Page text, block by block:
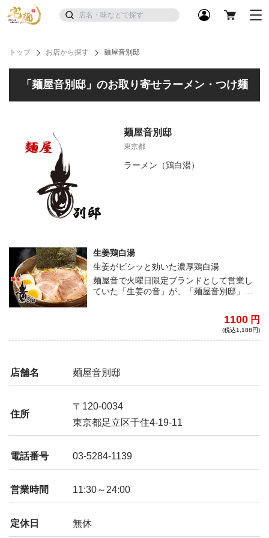
トップ お店から探す 麺屋音別邸
「麺屋音別邸」のお取り寄せラーメン・つけ麺
麺屋音別邸
東京都
ラーメン（鶏白湯）
生姜鶏白湯
生姜がビシッと効いた濃厚鶏白湯
麺屋音で火曜日限定ブランドとして営業し
ていた「生姜の音」が、「麺屋音別邸」と
白湯」は、生姜の芳醇な香りと鶏の旨みと
1100 円
(税込1,188円)
店舗名 麺屋音別邸
住所
〒120-0034
東京都足立区千住4-19-11
電話番号 03-5284-1139
営業時間 11:30～24:00
定休日 無休